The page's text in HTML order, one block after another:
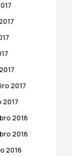
2017
2017
2016
2016
2016